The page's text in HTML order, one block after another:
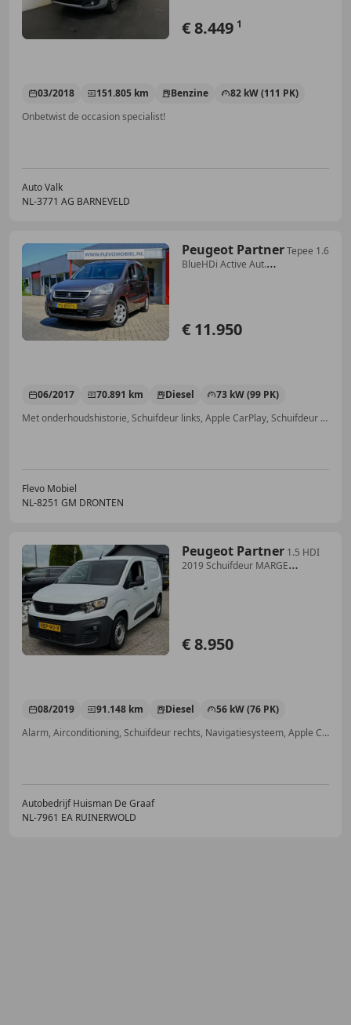
€ 8.449 1
03/2018 151.805 km Benzine
82 kW (111 PK)
Onbetwist de occasion specialist!
Auto Valk
NL-3771 AG BARNEVELD
Peugeot PartnerTepee 1.6
BlueHDi Active Aut.
€ 11.950
06/2017 70.891 km Diesel
73 kW (99 PK)
Met onderhoudshistorie, Schuifdeur links, Apple CarPlay, Schuifdeur rechts, Airbag passagier, Automatische klimaatregeling, Android Auto, Parkeerhulp achter
Flevo Mobiel
NL-8251 GM DRONTEN
Peugeot Partner 1.5 HDI
2019 Schuifdeur MARGE
€ 8.950
08/2019 91.148 km Diesel
56 kW (76 PK)
Alarm, Airconditioning, Schuifdeur rechts, Navigatiesysteem, Apple CarPlay, Met onderhoudshistorie, Mistlampen, Centrale deurvergrendeling met afstandsbediening
Autobedrijf Huisman De Graaf
NL-7961 EA RUINERWOLD